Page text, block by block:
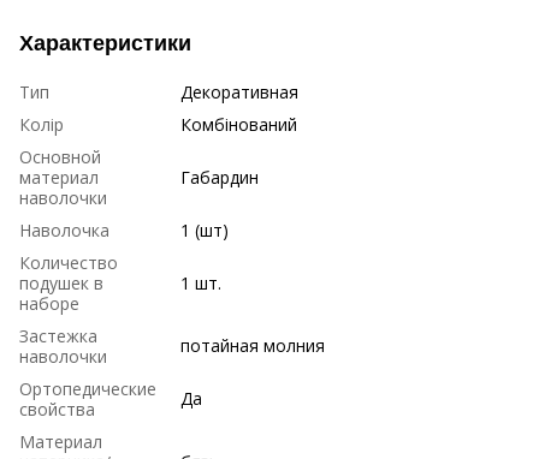
Характеристики
Тип
Декоративная
Колір
Комбінований
Основной
материал
наволочки
Габардин
Наволочка
1 (шт)
Количество
подушек в
наборе
1 шт.
Застежка
наволочки
потайная молния
Ортопедические
свойства
Да
Материал